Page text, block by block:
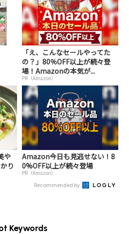
「え、こんなセールやってた
の？」80％OFF以上が続々登
場！Amazonの本気が...
PR（Amazon）
や
り
Amazon今日も見逃せない！8
0%OFF以上が続々登場
PR（Amazon）
Recommended by
Keywords